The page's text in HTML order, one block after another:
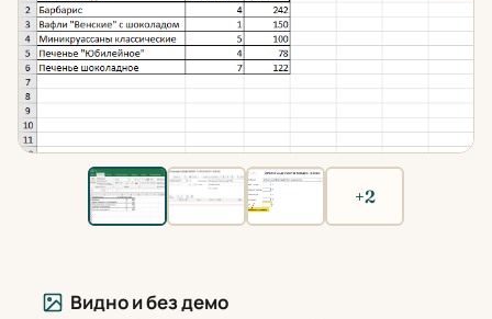
+2
Видно и без демо